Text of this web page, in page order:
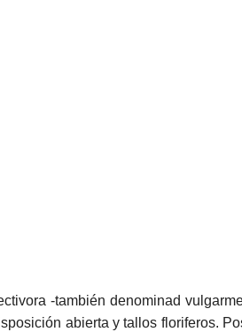
-también denominad
abierta y tallos floriferos.